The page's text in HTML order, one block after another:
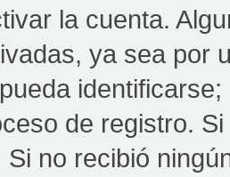
la cuenta.
ya sea por
de registro.
no recibió